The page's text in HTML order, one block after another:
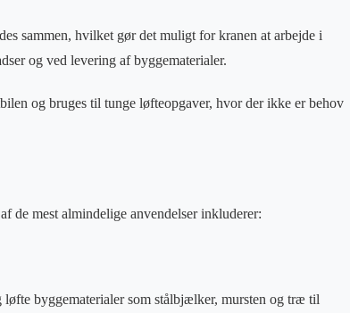
sammen, hvilket gør det muligt for kranen at arbejde i
og ved levering af byggematerialer.
og bruges til tunge løfteopgaver, hvor der ikke er behov
de mest almindelige anvendelser inkluderer:
byggematerialer som stålbjælker, mursten og træ til